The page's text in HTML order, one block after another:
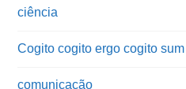
ciência
Cogito cogito ergo cogito sum
comunicação